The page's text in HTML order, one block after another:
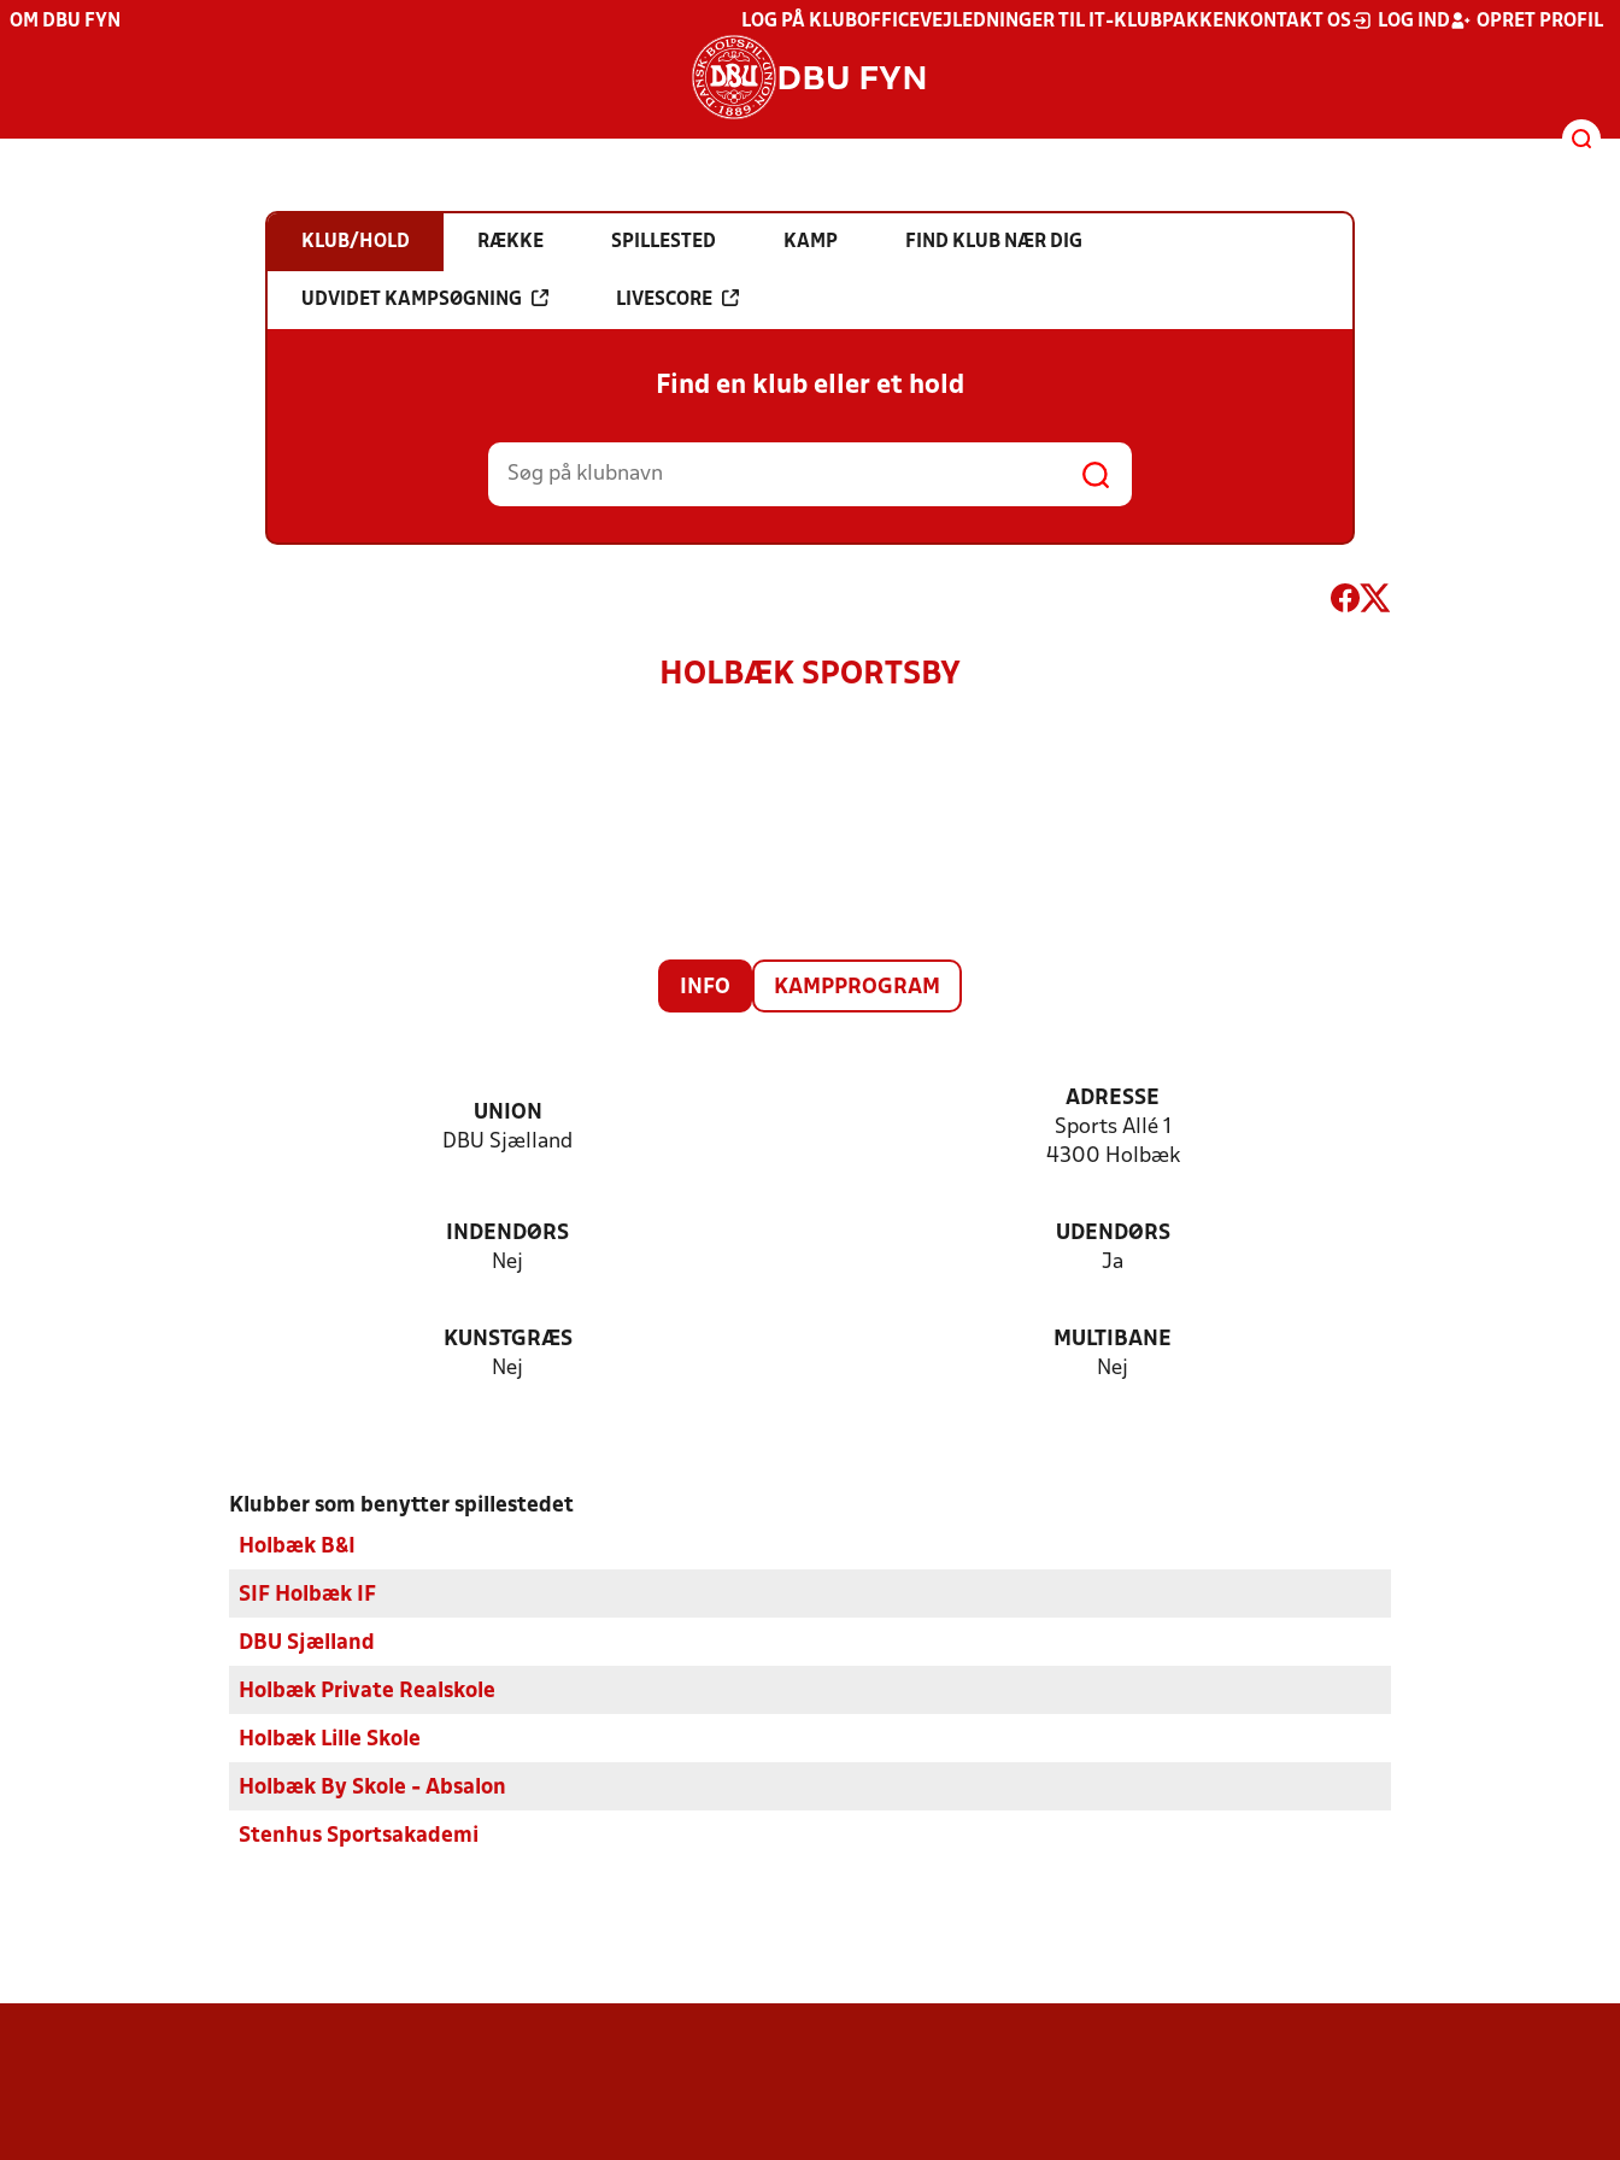
OM DBU FYN LOG PÅ KLUBOFFICEVEJLEDNINGER TIL IT-KLUBPAKKEN KONTAKT OS LOG IND OPRET PROFIL
DBU FYN
KLUB/HOLD RÆKKE SPILLESTED KAMP FIND KLUB NÆR DIG
UDVIDET KAMPSØGNING LIVESCORE
Find en klub eller et hold
HOLBÆK SPORTSBY
INFO KAMPPROGRAM
UNION
DBU Sjælland
ADRESSE
Sports Allé 1
4300 Holbæk
INDENDØRS
Nej
UDENDØRS
Ja
KUNSTGRÆS
Nej
MULTIBANE
Nej
Klubber som benytter spillestedet
Holbæk B&I
SIF Holbæk IF
DBU Sjælland
Holbæk Private Realskole
Holbæk Lille Skole
Holbæk By Skole - Absalon
Stenhus Sportsakademi